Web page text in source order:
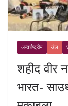
अन्तर्राष्ट्रीय खेल
शहीद वीर
भारत-